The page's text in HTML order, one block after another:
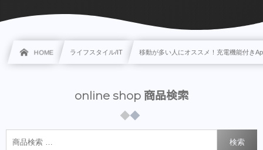
HOME ライフスタイル/IT 移動が多い人にオススメ！充電機能付き
online shop 商品検索
検索